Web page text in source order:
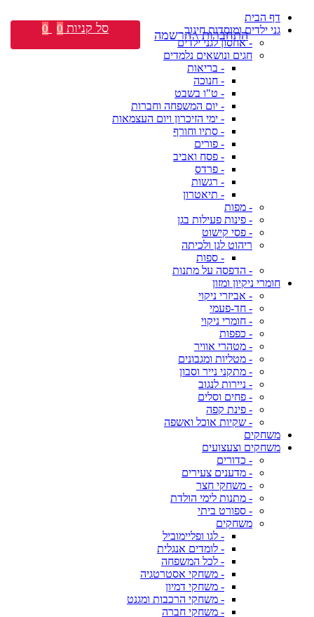
דף הבית
גני ילדים ומוסדות חינוך
- אחסון לגני ילדים
חגים ונושאים נלמדים
- בריאות
- חנוכה
- ט"ו בשבט
- יום המשפחה וחברות
- ימי הזיכרון ויום העצמאות
- סתיו וחורף
- פורים
- פסח ואביב
- פרדס
- רגשות
- תיאטרון
- מפות
- פינות פעילות בגן
- פסי קישוט
ריהוט לגן ולכיתה
- ספות
- הדפסה על מתנות
חומרי ניקיון ומזון
- אביזרי ניקוי
- חד-פעמי
- חומרי ניקוי
- כפפות
- מטהרי אוויר
- מטליות ומגבונים
- מתקני נייר וסבון
- ניירות לנגוב
- פחים וסלים
- פינת קפה
- שקיות אוכל ואשפה
משחקים
משחקים וצעצועים
- כדורים
- מדענים צעירים
- משחקי חצר
- מתנות לימי הולדת
- ספורט ביתי
משחקים
- לגו ופליימוביל
- לומדים אנגלית
- לכל המשפחה
- משחקי אסטרטגיה
- משחקי דמיון
- משחקי הרכבות ומגנט
- משחקי חברה
התחברות \ הרשמה סל קניות 0
0